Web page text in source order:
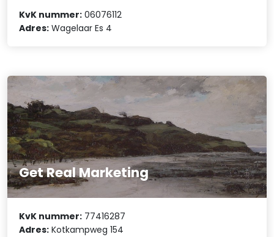
KvK nummer: 06076112
Adres: Wagelaar Es 4
Get Real Marketing
KvK nummer: 77416287
Adres: Kotkampweg 154